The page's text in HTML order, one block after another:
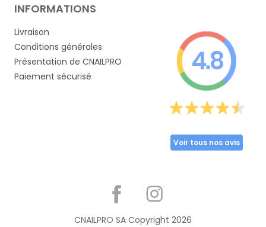
INFORMATIONS
Livraison
Conditions générales
Présentation de CNAILPRO
Paiement sécurisé
4.8
Voir tous nos avis
CNAILPRO SA Copyright 2026